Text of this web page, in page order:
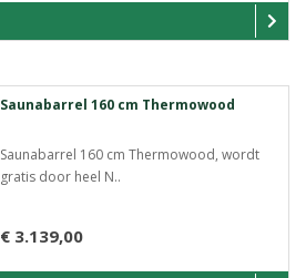
Saunabarrel 160 cm Thermowood
Saunabarrel 160 cm Thermowood, wordt
gratis door heel N..
€ 3.139,00